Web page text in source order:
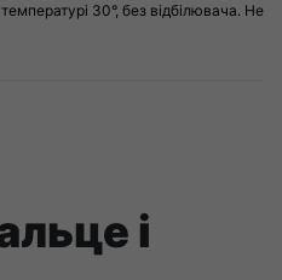
30°, без відбілювача. Не
і